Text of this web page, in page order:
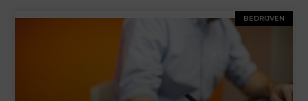
BEDRIJVEN